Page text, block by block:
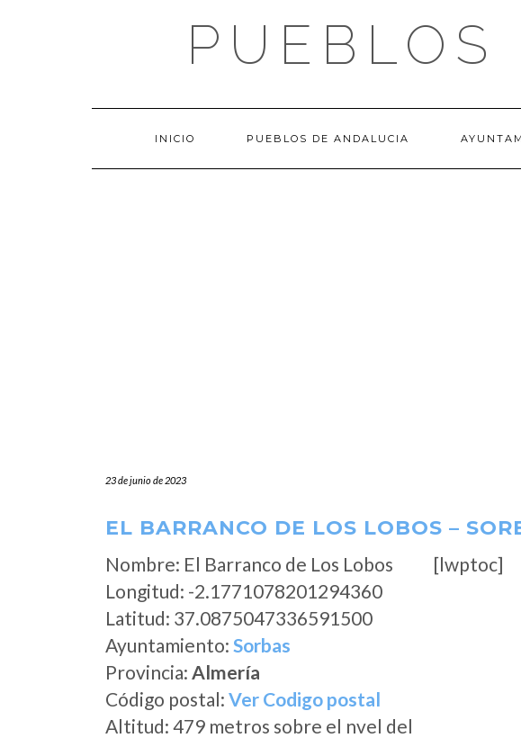
INICIO PUEBLOS DE ANDALUCIA
23 de junio de 2023
EL BARRANCO DE LOS LOBOS –
Nombre: El Barranco de Los Lobos
Longitud: -2.1771078201294360
Latitud: 37.0875047336591500
Ayuntamiento: Sorbas
Provincia: Almería
Código postal: Ver Codigo postal
Altitud: 479 metros sobre el nvel del
[lwptoc]